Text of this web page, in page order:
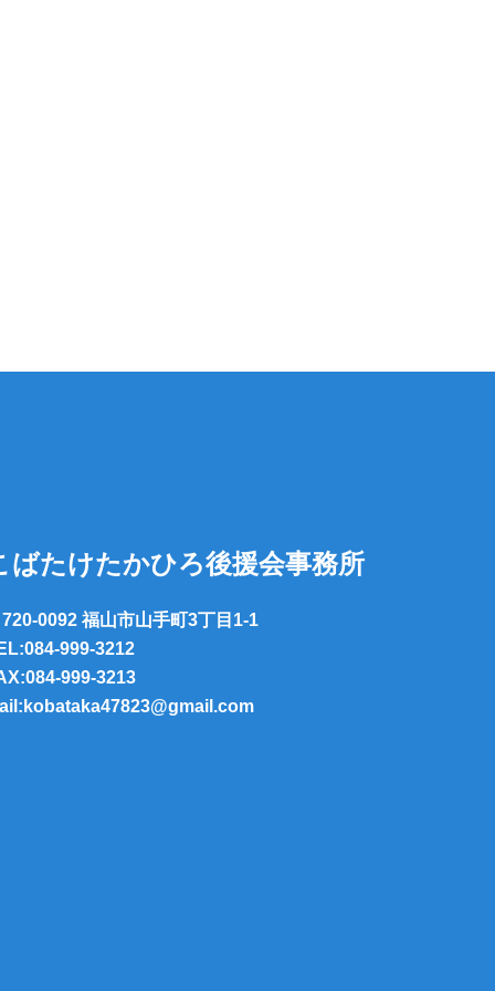
ばたけたかひろ後援会事務所
720-0092 福山市山手町3丁目1-1
999-3212
999-3213